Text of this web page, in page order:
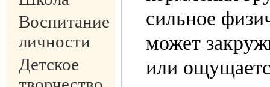
Воспитание
личности
Детское
сильное
может
или